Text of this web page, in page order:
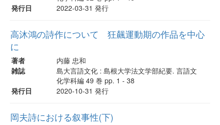
発行日
2022-03-31 発行
高沐鴻の詩作について 狂飆運動期の作品を中心
に
著者
内藤 忠和
雑誌
島大言語文化 : 島根大学法文学部紀要. 言語文
化学科編 49 巻 pp. 1 - 38
発行日
2020-10-31 発行
岡夫詩における叙事性(下)